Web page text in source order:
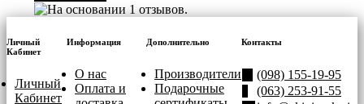
Личный
Кабинет
Личный
Кабинет
Информация
О нас
Оплата и
Дополнительно
Производители
Подарочные
Контакты
(098) 155-19-95
(063) 253-91-55